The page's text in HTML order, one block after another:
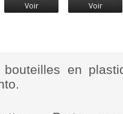
Voir Voir
en